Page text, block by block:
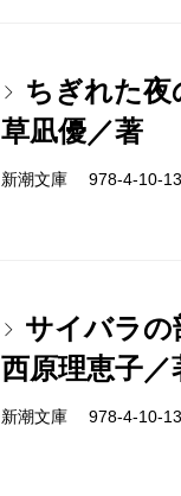
ちぎれた夜
草凪優／著
新潮文庫 978-4-10-
サイバラの
西原理恵子／
新潮文庫 978-4-10-